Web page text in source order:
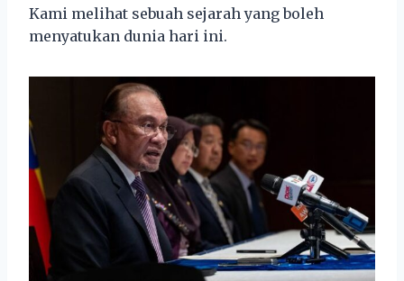
Kami melihat sebuah sejarah yang boleh
menyatukan dunia hari ini.